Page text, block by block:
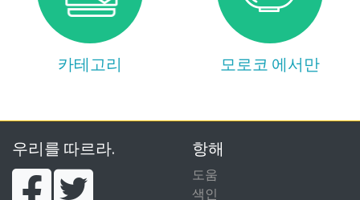
카테고리 모로코 에서만
우리를 따르라. 항해
도움
색인